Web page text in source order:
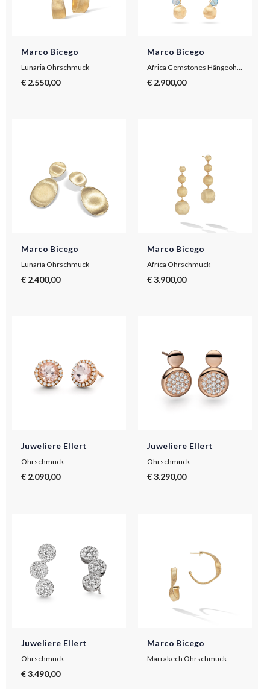
Marco Bicego
Lunaria Ohrschmuck
€ 2.550,00
Marco Bicego
Africa Gemstones Hängeohrringe mit bunten Edelsteinen und Diamanten
€ 2.900,00
Marco Bicego
Lunaria Ohrschmuck
€ 2.400,00
Marco Bicego
Africa Ohrschmuck
€ 3.900,00
Juweliere Ellert
Ohrschmuck
€ 2.090,00
Juweliere Ellert
Ohrschmuck
€ 3.290,00
Juweliere Ellert
Ohrschmuck
€ 3.490,00
Marco Bicego
Marrakech Ohrschmuck